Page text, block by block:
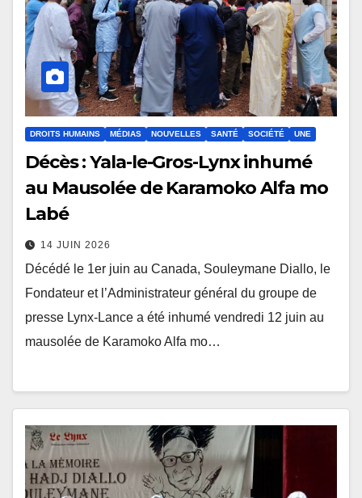
DROITS HUMAINS MÉDIAS NOUVELLES SANTÉ SOCIÉTÉ UNE
Décès : Yala-le-Gros-Lynx inhumé
au Mausolée de Karamoko Alfa mo
Labé
14 JUIN 2026
Décédé le 1er juin au Canada, Souleymane Diallo, le
Fondateur et l’Administrateur général du groupe de
presse Lynx-Lance a été inhumé vendredi 12 juin au
mausolée de Karamoko Alfa mo…